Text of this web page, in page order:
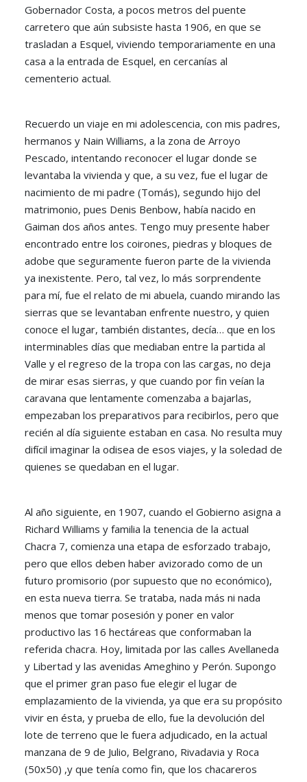
Gobernador Costa, a pocos metros del puente
carretero que aún subsiste hasta 1906, en que se
trasladan a Esquel, viviendo temporariamente en una
casa a la entrada de Esquel, en cercanías al
cementerio actual.
Recuerdo un viaje en mi adolescencia, con mis padres,
hermanos y Nain Williams, a la zona de Arroyo
Pescado, intentando reconocer el lugar donde se
levantaba la vivienda y que, a su vez, fue el lugar de
nacimiento de mi padre (Tomás), segundo hijo del
matrimonio, pues Denis Benbow, había nacido en
Gaiman dos años antes. Tengo muy presente haber
encontrado entre los coirones, piedras y bloques de
adobe que seguramente fueron parte de la vivienda
ya inexistente. Pero, tal vez, lo más sorprendente
para mí, fue el relato de mi abuela, cuando mirando las
sierras que se levantaban enfrente nuestro, y quien
conoce el lugar, también distantes, decía… que en los
interminables días que mediaban entre la partida al
Valle y el regreso de la tropa con las cargas, no deja
de mirar esas sierras, y que cuando por fin veían la
caravana que lentamente comenzaba a bajarlas,
empezaban los preparativos para recibirlos, pero que
recién al día siguiente estaban en casa. No resulta muy
difícil imaginar la odisea de esos viajes, y la soledad de
quienes se quedaban en el lugar.
Al año siguiente, en 1907, cuando el Gobierno asigna a
Richard Williams y familia la tenencia de la actual
Chacra 7, comienza una etapa de esforzado trabajo,
pero que ellos deben haber avizorado como de un
futuro promisorio (por supuesto que no económico),
en esta nueva tierra. Se trataba, nada más ni nada
menos que tomar posesión y poner en valor
productivo las 16 hectáreas que conformaban la
referida chacra. Hoy, limitada por las calles Avellaneda
y Libertad y las avenidas Ameghino y Perón. Supongo
que el primer gran paso fue elegir el lugar de
emplazamiento de la vivienda, ya que era su propósito
vivir en ésta, y prueba de ello, fue la devolución del
lote de terreno que le fuera adjudicado, en la actual
manzana de 9 de Julio, Belgrano, Rivadavia y Roca
(50x50) ,y que tenía como fin, que los chacareros